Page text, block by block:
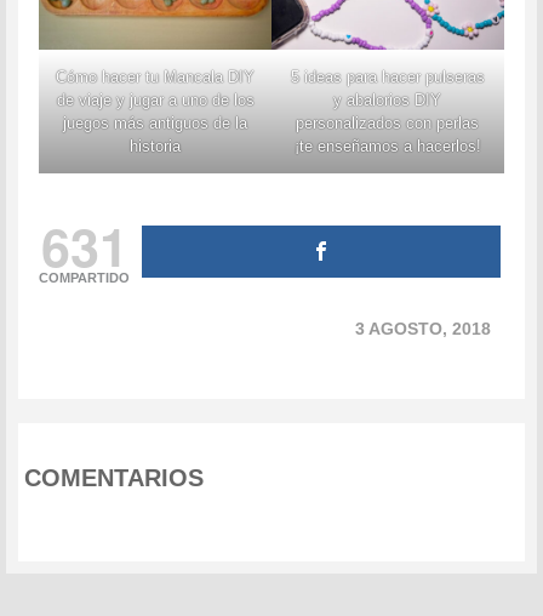
Cómo hacer tu Mancala DIY
de viaje y jugar a uno de los
juegos más antiguos de la
historia
5 ideas para hacer pulseras
y abalorios DIY
personalizados con perlas
¡te enseñamos a hacerlos!
631
COMPARTIDO
3 AGOSTO, 2018
COMENTARIOS